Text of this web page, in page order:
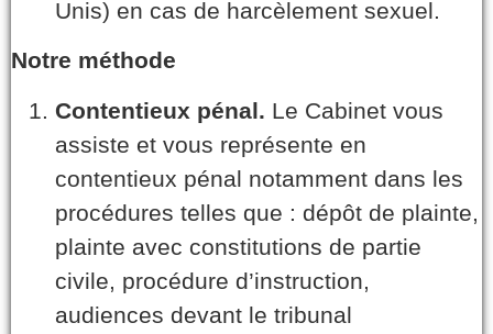
Unis) en cas de harcèlement sexuel.
Notre méthode
Contentieux pénal. Le Cabinet vous
assiste et vous représente en
contentieux pénal notamment dans les
procédures telles que : dépôt de plainte,
plainte avec constitutions de partie
civile, procédure d’instruction,
audiences devant le tribunal